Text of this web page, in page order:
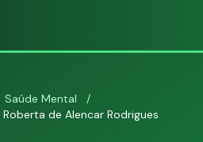
Saúde Mental
/
de Alencar Rodrigues